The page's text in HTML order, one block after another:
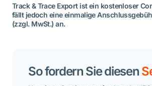
Track & Trace Export ist ein kostenloser
fällt jedoch eine einmalige
(zzgl. MwSt.) an.
So fordern Sie diesen